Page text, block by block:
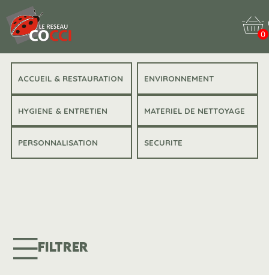
0
ACCUEIL & RESTAURATION ENVIRONNEMENT
HYGIENE & ENTRETIEN MATERIEL DE NETTOYAGE
PERSONNALISATION SECURITE
FILTRER